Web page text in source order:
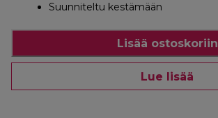
Suunniteltu kestämään
Lisää ostoskoriin
Lue lisää